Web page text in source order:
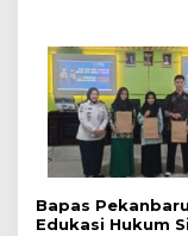
Sama
Pegawai
Bapas Pekanbaru
Edukasi Hukum